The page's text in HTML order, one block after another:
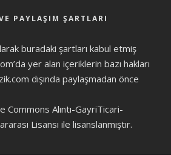
PAYLAŞIM ŞARTLARI
buradaki şartları kabul etmiş
yer alan içeriklerin bazı hakları
dışında paylaşmadan önce
Alıntı-GayriTicari-
Lisansı ile lisanslanmıştır.